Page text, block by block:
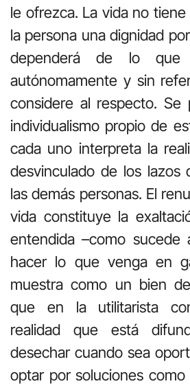
le ofrezca. La vida no
la persona una dignidad
dependerá de lo
autónomamente y sin
considere al respecto. Se
individualismo propio de
cada uno interpreta la
desvinculado de los lazos
las demás personas. El
vida constituye la
entendida –como sucede
hacer lo que venga en
muestra como un bien
que en la utilitarista
realidad que está
desechar cuando sea
optar por soluciones como